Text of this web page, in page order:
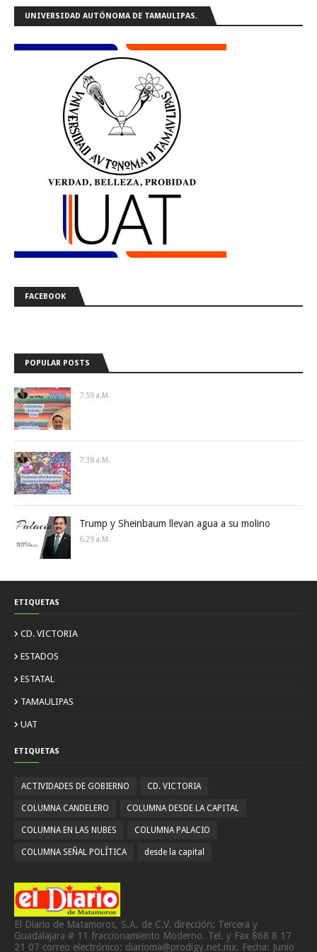
UNIVERSIDAD AUTÓNOMA DE TAMAULIPAS.
FACEBOOK
POPULAR POSTS
7:59 A.m.
7:38 A.m.
Trump y Sheinbaum llevan agua a su molino
6:29 A.m.
ETIQUETAS
CD. VICTORIA
ESTADOS
ESTATAL
TAMAULIPAS
UAT
ETIQUETAS
ACTIVIDADES DE GOBIERNO CD. VICTORIA
COLUMNA CANDELERO COLUMNA DESDE LA CAPITAL
COLUMNA EN LAS NUBES COLUMNA PALACIO
COLUMNA SEÑAL POLÍTICA desde la capital
El Diario de Matamoros, S.A. de C.V. dirección: Tercera y
Guadalajara # 11 fraccionamiento Moderno. Tel. y Fax 868 8 17
21 07 correo electrónico: diarioma@prodigy.net.mx. Fecha: Junio